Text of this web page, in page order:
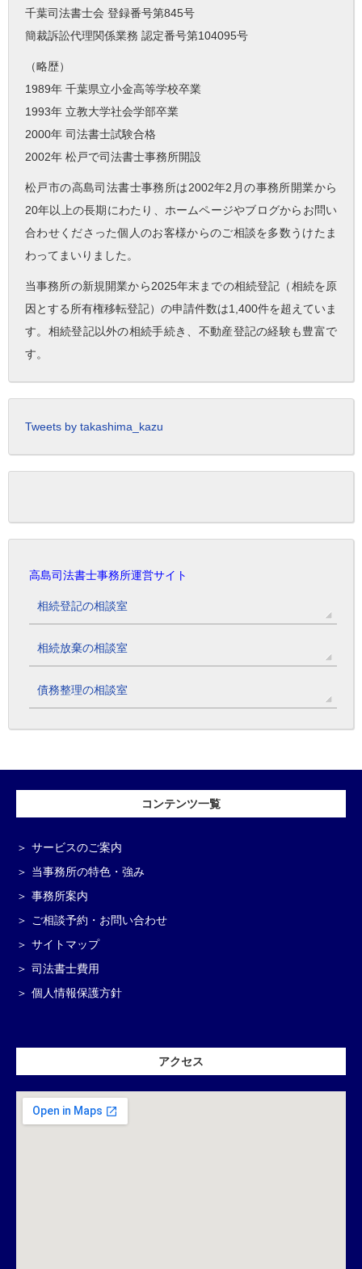
千葉司法書士会 登録番号第845号
簡裁訴訟代理関係業務 認定番号第104095号
（略歴）
1989年 千葉県立小金高等学校卒業
1993年 立教大学社会学部卒業
2000年 司法書士試験合格
2002年 松戸で司法書士事務所開設
松戸市の高島司法書士事務所は2002年2月の事務所開業から
20年以上の長期にわたり、ホームページやブログからお問い
合わせくださった個人のお客様からのご相談を多数うけたま
わってまいりました。
当事務所の新規開業から2025年末までの相続登記（相続を原
因とする所有権移転登記）の申請件数は1,400件を超えていま
す。相続登記以外の相続手続き、不動産登記の経験も豊富で
す。
Tweets by takashima_kazu
高島司法書士事務所運営サイト
相続登記の相談室
相続放棄の相談室
債務整理の相談室
コンテンツ一覧
サービスのご案内
当事務所の特色・強み
事務所案内
ご相談予約・お問い合わせ
サイトマップ
司法書士費用
個人情報保護方針
アクセス